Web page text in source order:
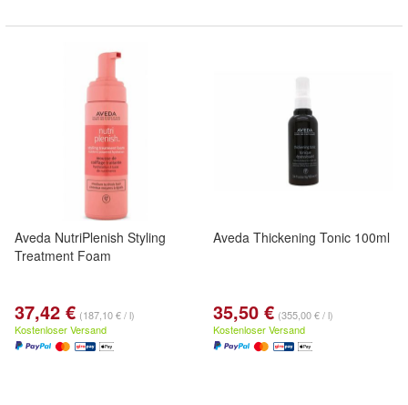
Aveda NutriPlenish Styling
Treatment Foam
37,42 € (187,10 € / l)
Kostenloser Versand
Aveda Thickening Tonic 100ml
35,50 € (355,00 € / l)
Kostenloser Versand